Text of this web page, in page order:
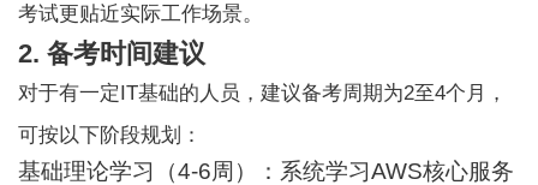
考试更贴近实际工作场景。
2. 备考时间建议
对于有一定IT基础的人员，建议备考周期为2至4个月，
可按以下阶段规划：
基础理论学习（4-6周）：系统学习AWS核心服务